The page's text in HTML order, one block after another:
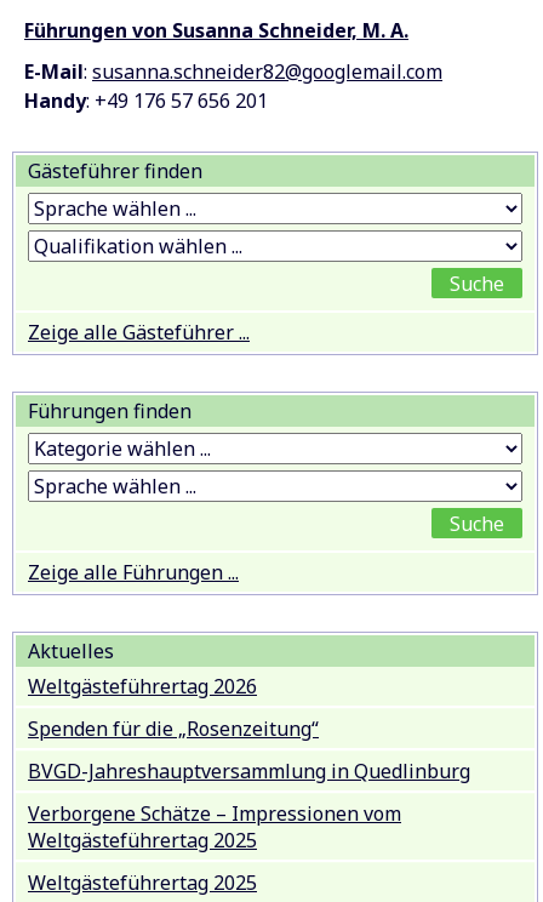
Führungen von Susanna Schneider, M. A.
E-Mail: susanna.schneider82@googlemail.com
Handy: +49 176 57 656 201
Gästeführer finden
Zeige alle Gästeführer ...
Führungen finden
Zeige alle Führungen ...
Aktuelles
Weltgästeführertag 2026
Spenden für die „Rosenzeitung“
BVGD-Jahreshauptversammlung in Quedlinburg
Verborgene Schätze – Impressionen vom
Weltgästeführertag 2025
Weltgästeführertag 2025